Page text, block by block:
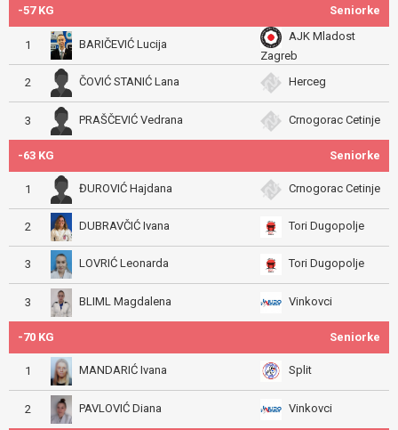
-57 KG Seniorke
1 BARIČEVIĆ Lucija
AJK Mladost
Zagreb
2
ČOVIĆ STANIĆ Lana Herceg
3 PRAŠČEVIĆ Vedrana Crnogorac Cetinje
-63 KG Seniorke
1 ĐUROVIĆ Hajdana Crnogorac Cetinje
2 DUBRAVČIĆ Ivana Tori Dugopolje
3 LOVRIĆ Leonarda Tori Dugopolje
3 BLIML Magdalena Vinkovci
-70 KG Seniorke
1 MANDARIĆ Ivana Split
2 PAVLOVIĆ Diana Vinkovci